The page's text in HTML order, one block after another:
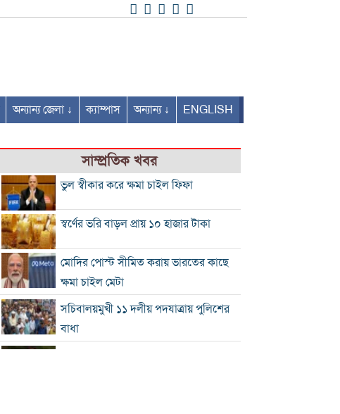
অন্যান্য জেলা ↓ ক্যাম্পাস অন্যান্য ↓ ENGLISH
সাম্প্রতিক খবর
ভুল স্বীকার করে ক্ষমা চাইল ফিফা
স্বর্ণের ভরি বাড়ল প্রায় ১০ হাজার টাকা
মোদির পোস্ট সীমিত করায় ভারতের কাছে
ক্ষমা চাইল মেটা
সচিবালয়মুখী ১১ দলীয় পদযাত্রায় পুলিশের
বাধা